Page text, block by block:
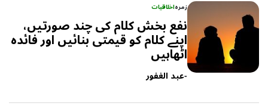
زمرہاخلاقیات
نفع بخش کلام کی چند صورتیں،
اپنے کلام کو قیمتی بنائیں اور فائدہ
اٹھاہیں
-عبد الغفور